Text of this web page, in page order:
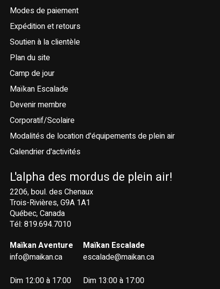
Modes de paiement
Expédition et retours
Soutien à la clientèle
Plan du site
Camp de jour
Maïkan Escalade
Devenir membre
Corporatif/Scolaire
Modalités de location d'équipements de plein air
Calendrier d'activités
L'alpha des mordus de plein air!
2206, boul. des Chenaux
Trois-Rivières, G9A 1A1
Québec, Canada
Tél: 819.694.7010
Maïkan Aventure
info@maikan.ca
Dim 12:00 à 17:00
Maïkan Escalade
escalade@maikan.ca
Dim 13:00 à 17:00